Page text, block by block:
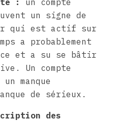
:
un compte
un signe de
qui est actif sur
a probablement
et a su se bâtir
Un compte
manque
de sérieux.
des